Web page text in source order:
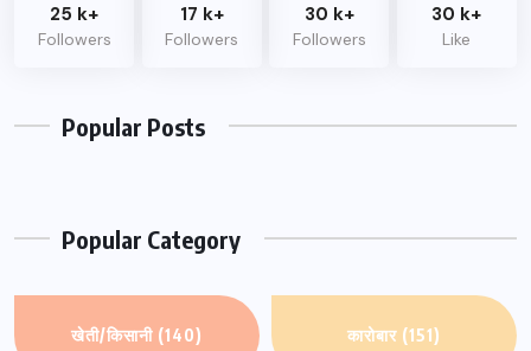
25 k+
Followers
17 k+
Followers
30 k+
Followers
30 k+
Like
Popular Posts
Popular Category
खेती/किसानी (140) कारोबार (151)